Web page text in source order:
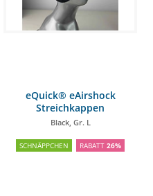
eQuick® eAirshock
Streichkappen
Black, Gr. L
SCHNÄPPCHEN RABATT 26%